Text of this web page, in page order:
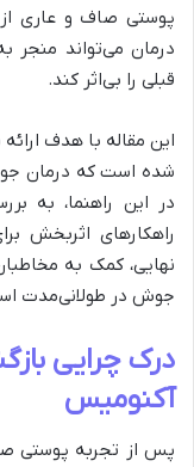
پوستی صاف و عاری
درمان می‌تواند
قبلی را بی‌اثر کند.
این مقاله با هدف
شده است که درمان
در این راهنما، به
راهکارهای اثربخش
نهایی، کمک به
جوش در طولانی‌مدت
درک چرایی
آکنومیس
پس از تجربه پوستی